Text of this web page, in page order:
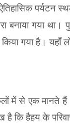
पर्यटन
बनाया गया था।
किया गया है।यहाँ
में से एक मानते
कि हैहय के